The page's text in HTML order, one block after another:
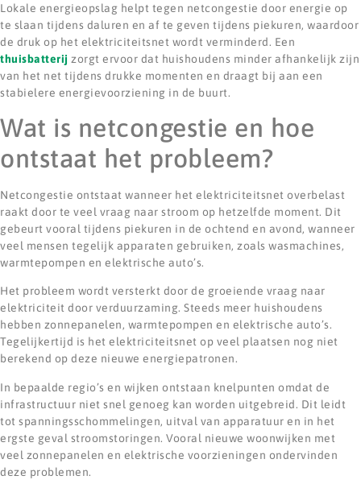
Lokale energieopslag helpt tegen netcongestie door energie op
te slaan tijdens daluren en af te geven tijdens piekuren, waardoor
de druk op het elektriciteitsnet wordt verminderd. Een
thuisbatterij zorgt ervoor dat huishoudens minder afhankelijk zijn
van het net tijdens drukke momenten en draagt bij aan een
stabielere energievoorziening in de buurt.
Wat is netcongestie en hoe
ontstaat het probleem?
Netcongestie ontstaat wanneer het elektriciteitsnet overbelast
raakt door te veel vraag naar stroom op hetzelfde moment. Dit
gebeurt vooral tijdens piekuren in de ochtend en avond, wanneer
veel mensen tegelijk apparaten gebruiken, zoals wasmachines,
warmtepompen en elektrische auto’s.
Het probleem wordt versterkt door de groeiende vraag naar
elektriciteit door verduurzaming. Steeds meer huishoudens
hebben zonnepanelen, warmtepompen en elektrische auto’s.
Tegelijkertijd is het elektriciteitsnet op veel plaatsen nog niet
berekend op deze nieuwe energiepatronen.
In bepaalde regio’s en wijken ontstaan knelpunten omdat de
infrastructuur niet snel genoeg kan worden uitgebreid. Dit leidt
tot spanningsschommelingen, uitval van apparatuur en in het
ergste geval stroomstoringen. Vooral nieuwe woonwijken met
veel zonnepanelen en elektrische voorzieningen ondervinden
deze problemen.